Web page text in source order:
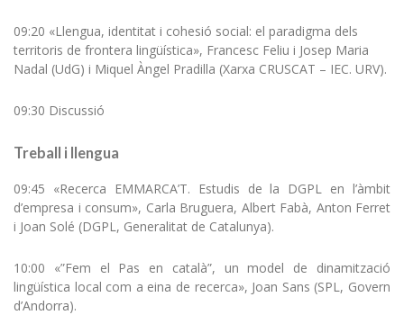
09:20 «Llengua, identitat i cohesió social: el paradigma dels
territoris de frontera lingüística», Francesc Feliu i Josep Maria
Nadal (UdG) i Miquel Àngel Pradilla (Xarxa CRUSCAT – IEC. URV).
09:30 Discussió
Treball i llengua
09:45 «Recerca EMMARCA’T. Estudis de la DGPL en l’àmbit
d’empresa i consum», Carla Bruguera, Albert Fabà, Anton Ferret
i Joan Solé (DGPL, Generalitat de Catalunya).
10:00 «”Fem el Pas en català”, un model de dinamització
lingüística local com a eina de recerca», Joan Sans (SPL, Govern
d’Andorra).